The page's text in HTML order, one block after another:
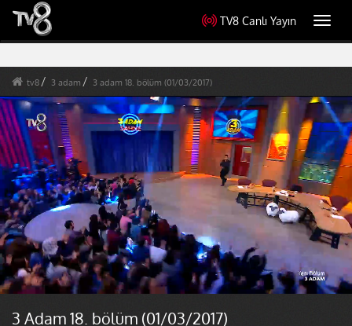
TV8 Canlı Yayın
tv8 3 adam 3 adam 18. bölüm (01/03/2017)
3 Adam 18. bölüm (01/03/2017)